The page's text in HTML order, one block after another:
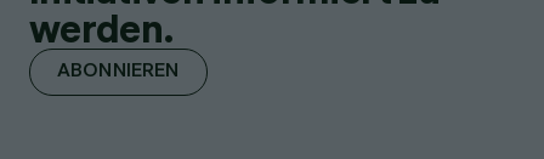
werden.
ABONNIEREN